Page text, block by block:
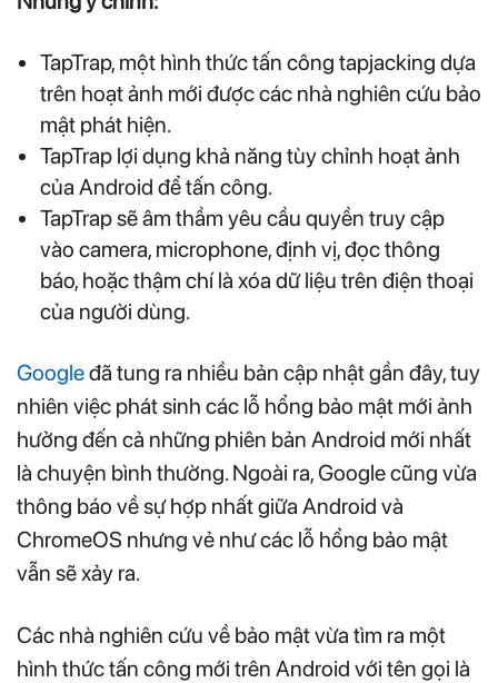
TapTrap, một hình thức tấn công tapjacking dựa
trên hoạt ảnh mới được các nhà nghiên cứu bảo
mật phát hiện.
TapTrap lợi dụng khả năng tùy chỉnh hoạt ảnh
của Android để tấn công.
TapTrap sẽ âm thầm yêu cầu quyền truy cập
vào camera, microphone, định vị, đọc thông
báo, hoặc thậm chí là xóa dữ liệu trên điện thoại
của người dùng.
Googleđã tung ra nhiều bản cập nhật gần đây, tuy
nhiên việc phát sinh các lỗ hổng bảo mật mới ảnh
hưởng đến cả những phiên bản Android mới nhất
là chuyện bình thường. Ngoài ra, Google cũng vừa
thông báo về sự hợp nhất giữa Android và
ChromeOS nhưng vẻ như các lỗ hổng bảo mật
vẫn sẽ xảy ra.
Các nhà nghiên cứu về bảo mật vừa tìm ra một
hình thức tấn công mới trên Android với tên gọi là